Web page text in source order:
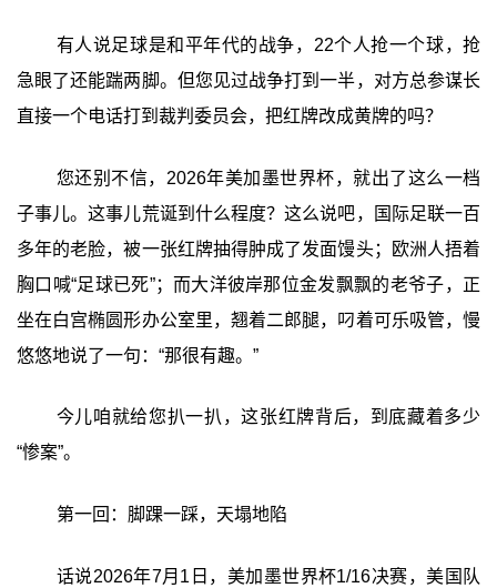
有人说足球是和平年代的战争，22个人抢一个球，抢
急眼了还能踹两脚。但您见过战争打到一半，对方总参谋长
直接一个电话打到裁判委员会，把红牌改成黄牌的吗？
您还别不信，2026年美加墨世界杯，就出了这么一档
子事儿。这事儿荒诞到什么程度？这么说吧，国际足联一百
多年的老脸，被一张红牌抽得肿成了发面馒头；欧洲人捂着
胸口喊“足球已死”；而大洋彼岸那位金发飘飘的老爷子，正
坐在白宫椭圆形办公室里，翘着二郎腿，叼着可乐吸管，慢
悠悠地说了一句：“那很有趣。”
今儿咱就给您扒一扒，这张红牌背后，到底藏着多少
“惨案”。
第一回：脚踝一踩，天塌地陷
话说2026年7月1日，美加墨世界杯1/16决赛，美国队